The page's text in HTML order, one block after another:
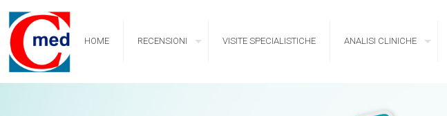
HOME RECENSIONI VISITE SPECIALISTICHE ANALISI CLINICHE